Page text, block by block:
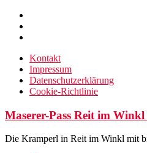
Zum
Inhalt
springen
Kontakt
Impressum
Datenschutzerklärung
Cookie-Richtlinie
Maserer-Pass Reit im Winkl
Die Kramperl in Reit im Winkl mit